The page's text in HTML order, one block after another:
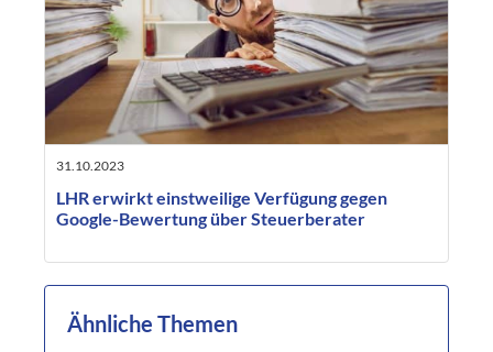
31.10.2023
LHR erwirkt einstweilige Verfügung gegen
Google-Bewertung über Steuerberater
Ähnliche Themen